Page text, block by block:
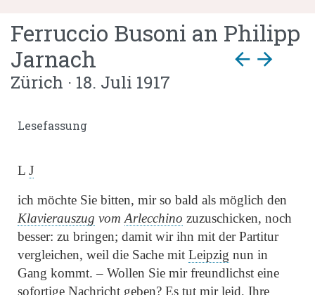
Ferruccio Busoni an Philipp
Jarnach
arrow_back arrow_forward
Zürich · 18. Juli 1917
Lesefassung
L J
ich möchte Sie bitten, mir so bald als möglich den
Klavierauszug vom Arlecchino zuzuschicken, noch
besser: zu bringen; damit wir ihn mit der Partitur
vergleichen, weil die Sache mit Leipzig nun in
Gang kommt. – Wollen Sie mir freundlichst eine
sofortige Nachricht geben? Es tut mir leid, Ihre